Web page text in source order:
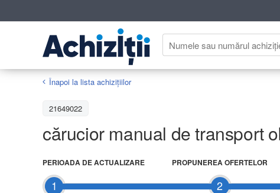
Înapoi la lista achiziţiilor
21649022
cărucior manual de transport
1
PERIOADA DE ACTUALIZARE
2
PROPUNEREA OFERTELOR